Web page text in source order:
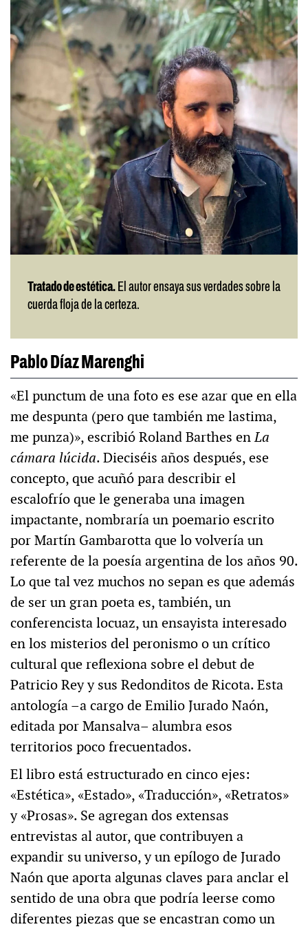
Tratado de estética. El autor ensaya sus verdades sobre la
cuerda floja de la certeza.
Pablo Díaz Marenghi
«El punctum de una foto es ese azar que en ella
me despunta (pero que también me lastima,
me punza)», escribió Roland Barthes enLa
cámara lúcida. Dieciséis años después, ese
concepto, que acuñó para describir el
escalofrío que le generaba una imagen
impactante, nombraría un poemario escrito
por Martín Gambarotta que lo volvería un
referente de la poesía argentina de los años 90.
Lo que tal vez muchos no sepan es que además
de ser un gran poeta es, también, un
conferencista locuaz, un ensayista interesado
en los misterios del peronismo o un crítico
cultural que reflexiona sobre el debut de
Patricio Rey y sus Redonditos de Ricota. Esta
antología –a cargo de Emilio Jurado Naón,
editada por Mansalva– alumbra esos
territorios poco frecuentados.
El libro está estructurado en cinco ejes:
«Estética», «Estado», «Traducción», «Retratos»
y «Prosas». Se agregan dos extensas
entrevistas al autor, que contribuyen a
expandir su universo, y un epílogo de Jurado
Naón que aporta algunas claves para anclar el
sentido de una obra que podría leerse como
diferentes piezas que se encastran como un